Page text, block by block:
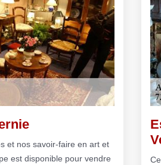
et nos savoir-faire en art et
est disponible pour vendre